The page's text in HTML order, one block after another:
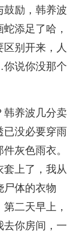
鼓励，韩养波
添足了哈，
别开来，人
说你没那个
韩养波几分卖
已没必要穿雨
灰色雨衣。
套上了，我从
尸体的衣物
二天早上，
你房间，一